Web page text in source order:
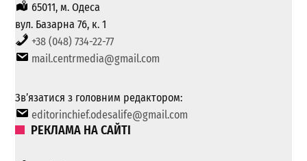
65011, м. Одеса
вул. Базарна 76, к. 1
+38 (048) 734-22-77
mail.centrmedia@gmail.com
Зв’язатися з головним редактором:
editorinchief.odesalife@gmail.com
РЕКЛАМА НА САЙТІ